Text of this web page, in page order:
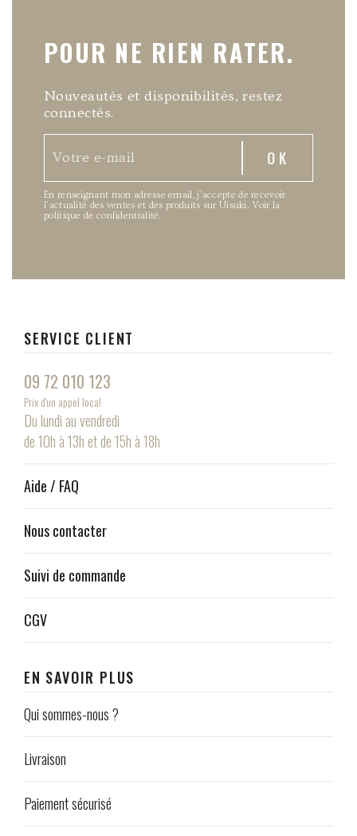
SERVICE CLIENT
09 72 010 123
Prix d'un appel local
Du lundi au vendredi
de 10h à 13h et de 15h à 18h
Aide / FAQ
Nous contacter
Suivi de commande
CGV
EN SAVOIR PLUS
Qui sommes-nous ?
Livraison
Paiement sécurisé
POUR NE RIEN RATER.
Nouveautés et disponibilités, restez
connectés.
En renseignant mon adresse email, j’accepte de recevoir
l’actualité des ventes et des produits sur Uisuki. Voir la
politique de confidentialité.